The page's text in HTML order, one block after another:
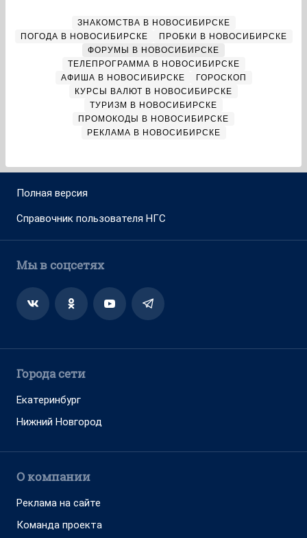
ЗНАКОМСТВА В НОВОСИБИРСКЕ
ПОГОДА В НОВОСИБИРСКЕ
ПРОБКИ В НОВОСИБИРСКЕ
ФОРУМЫ В НОВОСИБИРСКЕ
ТЕЛЕПРОГРАММА В НОВОСИБИРСКЕ
АФИША В НОВОСИБИРСКЕ
ГОРОСКОП
КУРСЫ ВАЛЮТ В НОВОСИБИРСКЕ
ТУРИЗМ В НОВОСИБИРСКЕ
ПРОМОКОДЫ В НОВОСИБИРСКЕ
РЕКЛАМА В НОВОСИБИРСКЕ
Полная версия
Справочник пользователя НГС
Мы в соцсетях
Города сети
Екатеринбург
Нижний Новгород
О компании
Реклама на сайте
Команда проекта